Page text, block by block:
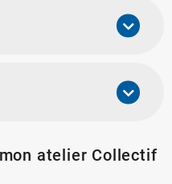
atelier Collectif